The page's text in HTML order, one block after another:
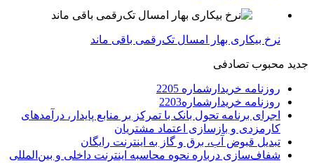
نرخ بیکاری بهار امسال تک‌رقمی باقی ماند
جدید محبوب تصادفی
روزنامه خریدارشماره 2205
روزنامه خریدارشماره2203
اجرای برنامه تحول بانک با تمرکز بر منابع پایدار، درآمدهای
کارمزدی و بازسازی اعتماد مشتریان
تبدیل قبوض آب، برق و گاز به اینترنت رایگان
شفاف‌سازی درباره نحوه محاسبه اینترنت داخلی و بین‌المللی